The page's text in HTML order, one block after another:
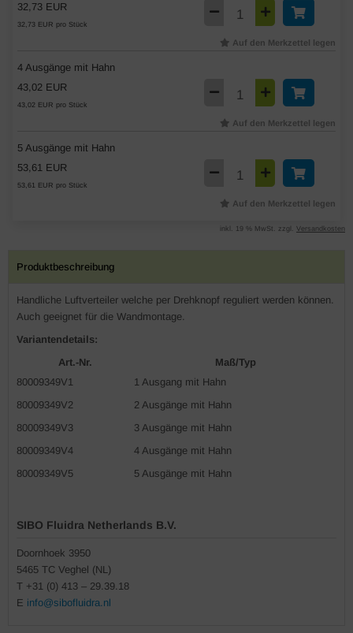
32,73 EUR
32,73 EUR pro Stück
Auf den Merkzettel legen
4 Ausgänge mit Hahn
43,02 EUR
43,02 EUR pro Stück
Auf den Merkzettel legen
5 Ausgänge mit Hahn
53,61 EUR
53,61 EUR pro Stück
Auf den Merkzettel legen
inkl. 19 % MwSt. zzgl. Versandkosten
Produktbeschreibung
Handliche Luftverteiler welche per Drehknopf reguliert werden können.
Auch geeignet für die Wandmontage.
Variantendetails:
Art.-Nr.
Maß/Typ
80009349V1
1 Ausgang mit Hahn
80009349V2
2 Ausgänge mit Hahn
80009349V3
3 Ausgänge mit Hahn
80009349V4
4 Ausgänge mit Hahn
80009349V5
5 Ausgänge mit Hahn
SIBO Fluidra Netherlands B.V.
Doornhoek 3950
5465 TC Veghel (NL)
T +31 (0) 413 – 29.39.18
E info@sibofluidra.nl